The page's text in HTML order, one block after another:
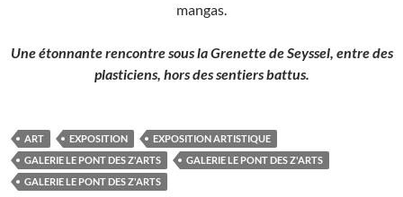
mangas.
Une étonnante rencontre sous la Grenette de Seyssel, entre des
plasticiens, hors des sentiers battus.
ART EXPOSITION
EXPOSITION ARTISTIQUE
GALERIE LE PONT DES Z'ARTS
GALERIE LE PONT DES Z'ARTS
GALERIE LE PONT DES Z'ARTS